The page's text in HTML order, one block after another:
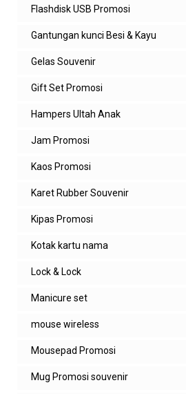
Flashdisk USB Promosi
Gantungan kunci Besi & Kayu
Gelas Souvenir
Gift Set Promosi
Hampers Ultah Anak
Jam Promosi
Kaos Promosi
Karet Rubber Souvenir
Kipas Promosi
Kotak kartu nama
Lock & Lock
Manicure set
mouse wireless
Mousepad Promosi
Mug Promosi souvenir